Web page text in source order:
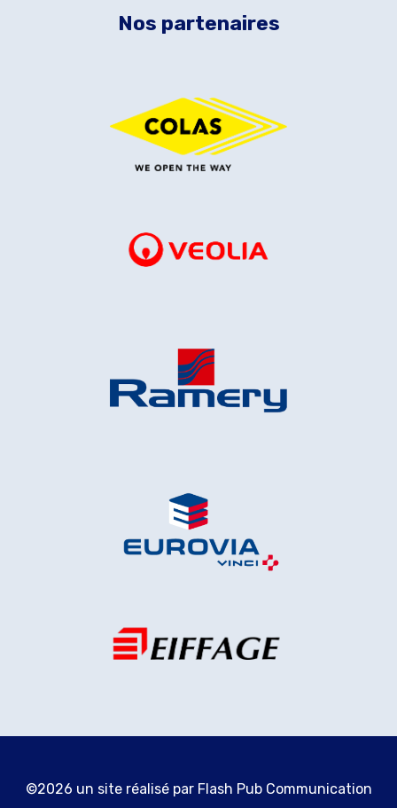
Nos partenaires
©2026 un site réalisé par Flash Pub Communication